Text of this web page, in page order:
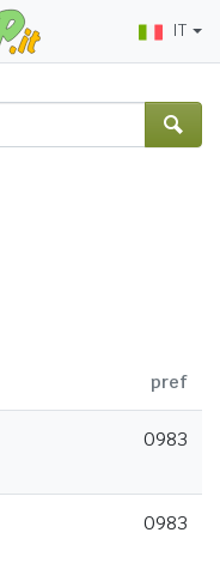
IT
pref
0983
0983